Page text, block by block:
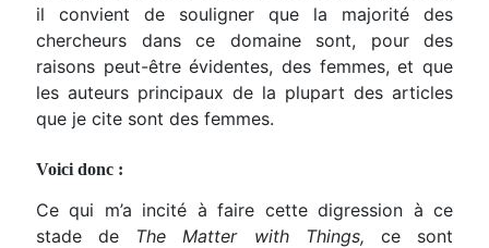
il convient de souligner que la majorité des
chercheurs dans ce domaine sont, pour des
raisons peut-être évidentes, des femmes, et que
les auteurs principaux de la plupart des articles
que je cite sont des femmes.
Voici donc :
Ce qui m’a incité à faire cette digression à ce
stade de The Matter with Things, ce sont